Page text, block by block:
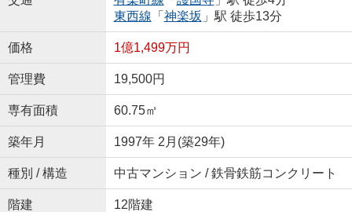
東西線 「 神楽坂 」駅 徒歩13分
価格 1億1,499万円
管理費 19,500円
専有面積 60.75㎡
築年月 1997年 2月(築29年)
種別 / 構造 中古マンション / 鉄骨鉄筋コンクリート
階建 12階建